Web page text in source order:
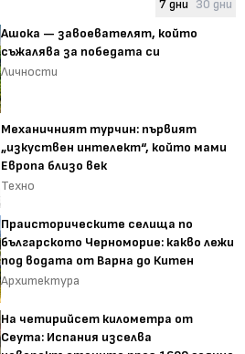
7 дни 30 дни
Ашока — завоевателят, който
съжалява за победата си
Личности
Механичният турчин: първият
„изкуствен интелект“, който мами
Европа близо век
Техно
Праисторическите селища по
българското Черноморие: какво лежи
под водата от Варна до Китен
Архитектура
На четирийсет километра от
Сеута: Испания изселва